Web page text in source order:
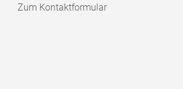
Zum Kontaktformular